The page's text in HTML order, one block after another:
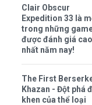
Clair Obscur
Expedition 33 là
trong những
được đánh giá cao
nhất năm nay!
The First
Khazan - Đột phá
khen của thể loại